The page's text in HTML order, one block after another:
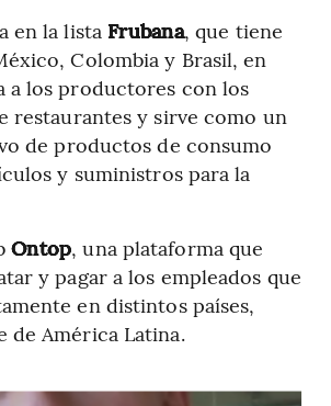
en la lista Frubana, que tiene
Colombia y Brasil, en
a los productores con los
restaurantes y sirve como un
de productos de consumo
y suministros para la
Ontop, una plataforma que
y pagar a los empleados que
en distintos países,
de América Latina.